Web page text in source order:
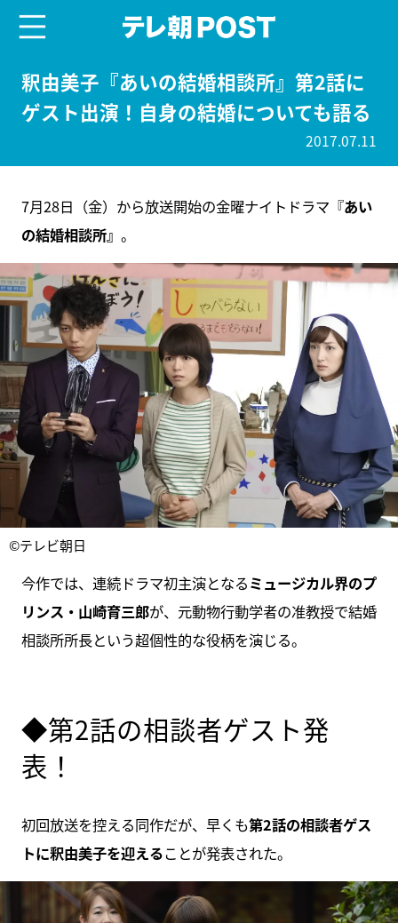
釈由美子『あいの結婚相談所』第2話に
ゲスト出演！自身の結婚についても語る
2017.07.11
7月28日（金）から放送開始の金曜ナイトドラマ『あい
の結婚相談所』 。
©テレビ朝日
今作では、連続ドラマ初主演となるミュージカル界のプ
リンス・山崎育三郎が、元動物行動学者の准教授で結婚
相談所所長という超個性的な役柄を演じる。
◆第2話の相談者ゲスト発
表！
初回放送を控える同作だが、早くも第2話の相談者ゲス
トに釈由美子を迎えることが発表された。